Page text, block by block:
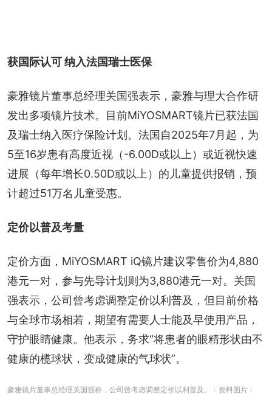
获国际认可 纳入法国瑞士医保
豪雅镜片董事总经理关国强表示，豪雅与理大合作研
发出多项镜片技术。目前MiYOSMART镜片已获法国
及瑞士纳入医疗保险计划。法国自2025年7月起，为
5至16岁患有高度近视（-6.00D或以上）或近视快速
进展（每年增长0.50D或以上）的儿童提供报销，预
计超过51万名儿童受惠。
定价以普及考量
定价方面，MiYOSMART iQ镜片建议零售价为4,880
港元一对，参与先导计划则为3,880港元一对。关国
强表示，公司曾考虑调整定价以利普及，但目前价格
与全球市场相若，期望有需要人士能及早使用产品，
守护眼睛健康。他表示，务求“将患者的眼精形状由不
健康的榄球状，变成健康的气球状”。
豪雅镜片董事总经理关国强称，公司曾考虑调整定价以利普及。﹙资料图片﹚